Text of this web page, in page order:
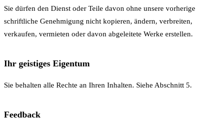
Sie dürfen den Dienst oder Teile davon ohne unsere vorherige
schriftliche Genehmigung nicht kopieren, ändern, verbreiten,
verkaufen, vermieten oder davon abgeleitete Werke erstellen.
Ihr geistiges Eigentum
Sie behalten alle Rechte an Ihren Inhalten. Siehe Abschnitt 5.
Feedback